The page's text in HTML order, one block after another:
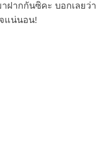
ฝากกันซิคะ บอกเลยว่า
แน่นอน!